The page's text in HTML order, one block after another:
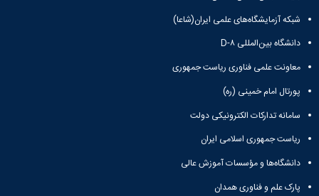
معظم
رهبری
تماس
دانشگاه
روابط
عمومی
آدرس
شماره
تلفن‌ها
کارکنان
سایر
تقویم
آموزشی
نظامنامه
اخلاق
آموزش
آزمایشگاه
باستان
آزمایشگاه
هوش
و
بینایی
آزمایشگاه
ژئوماتیک
کتابخانه
مرکزی
حسابداری
رزن
صنایع
غذایی
مجتمع
آموزش
عالی
فاطمیه
نهاوند
(ویژه
دختران)
زمین
چمن
ورزشی
تفریحی-
سیاحتی
باغ
موزه
تاریخ
(محمد)
شبکه آزمایشگاه‌های علمی ایران(شاعا)
دانشگاه بین‌المللی D-۸
معاونت علمی فناوری ریاست جمهوری
پورتال امام خمینی (ره)
سامانه تدارکات الکترونیکی دولت
ریاست جمهوری اسلامی ایران
دانشگاه‌ها و مؤسسات آموزش عالی
پارک علم و فناوری همدان